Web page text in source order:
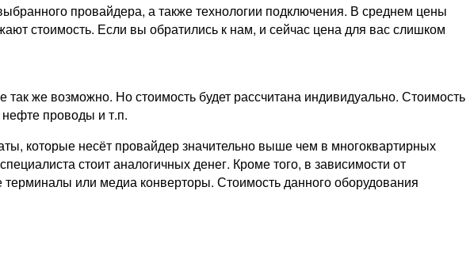
провайдера, а также технологии подключения. В среднем цены
стоимость. Если вы обратились к нам, и сейчас цена для вас слишком
же возможно. Но стоимость будет рассчитана индивидуально. Стоимость
нефте проводы и т.п.
которые несёт провайдер значительно выше чем в многоквартирных
стоит аналогичных денег. Кроме того, в зависимости от
терминалы или медиа конверторы. Стоимость данного оборудования